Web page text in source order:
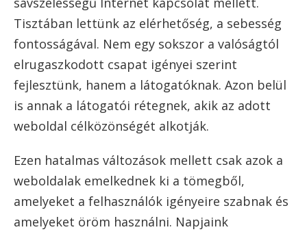
Tisztában lettünk az elérhetőség, a sebesség
fontosságával. Nem egy sokszor a valóságtól
elrugaszkodott csapat igényei szerint
fejlesztünk, hanem a látogatóknak. Azon belül
is annak a látogatói rétegnek, akik az adott
weboldal célközönségét alkotják.
Ezen hatalmas változások mellett csak azok a
weboldalak emelkednek ki a tömegből,
amelyeket a felhasználók igényeire szabnak és
amelyeket öröm használni. Napjaink